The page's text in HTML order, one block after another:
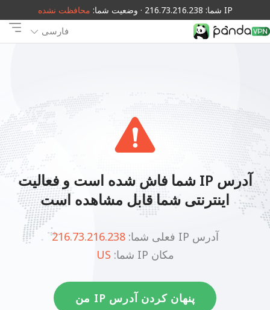
IP شما: 216.73.216.238 · وضعیت شما: محافظت نشده
فارسی
آدرس IP شما فاش شده است و فعالیت
اینترنتی شما قابل مشاهده است
آدرس IP فعلی شما:
216.73.216.238
مکان IP شما:
US
پنهان کردن آدرس IP من